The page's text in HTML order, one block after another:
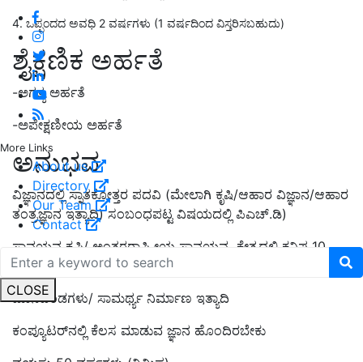
More Links
About us
Directory
Our Team
Contact
CLOSE
4. ಒಪ್ಪಂದದ ಅವಧಿ 2 ವರ್ಷಗಳು (1 ವರ್ಷದಿಂದ ವಿಸ್ತರಿಸಬಹುದು)
ಶೈಕ್ಷಣಿಕ ಅರ್ಹತೆ
-ಅಗತ್ಯ ಅರ್ಹತೆ
-ಅಪೇಕ್ಷಣೀಯ ಅರ್ಹತೆ
ಅನುಭವ
ವಿಜ್ಞಾನದಲ್ಲಿ ಸ್ನಾತಕೋತ್ತರ ಪದವಿ (ಮೇಲಾಗಿ ಕೃಷಿ/ಆಹಾರ ವಿಜ್ಞಾನ/ಆಹಾರ
ತಂತ್ರಜ್ಞಾನ ಇತ್ಯಾದಿ) ಸಂಬಂಧಪಟ್ಟ ವಿಷಯದಲ್ಲಿ ಪಿಎಚ್.ಡಿ)
ಸಾವಯವ ಕೃಷಿ/ ಅಂತರರಾಷ್ಟ್ರೀಯ ಸಾವಯವ ಕ್ಷೇತ್ರದಲ್ಲಿ ಕನಿಷ್ಠ 10
ವರ್ಷಗಳ ಅನುಭವ
ಮಾನದಂಡಗಳು/ ಸಾಮರ್ಥ್ಯ ನಿರ್ಮಾಣ ಇತ್ಯಾದಿ
ಕಂಪ್ಯೂಟರ್‌ನಲ್ಲಿ ಕೆಲಸ ಮಾಡುವ ಜ್ಞಾನ ಹೊಂದಿರಬೇಕು